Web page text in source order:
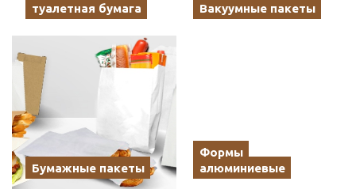
туалетная бумага
Вакуумные пакеты
Бумажные пакеты
Формы
алюминиевые